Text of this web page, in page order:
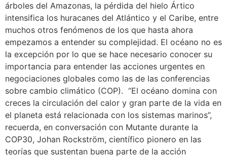
árboles del Amazonas, la pérdida del hielo Ártico
intensifica los huracanes del Atlántico y el Caribe, entre
muchos otros fenómenos de los que hasta ahora
empezamos a entender su complejidad. El océano no es
la excepción por lo que se hace necesario conocer su
importancia para entender las acciones urgentes en
negociaciones globales como las de las conferencias
sobre cambio climático (COP). “El océano domina con
creces la circulación del calor y gran parte de la vida en
el planeta está relacionada con los sistemas marinos”,
recuerda, en conversación con Mutante durante la
COP30, Johan Rockström, científico pionero en las
teorías que sustentan buena parte de la acción